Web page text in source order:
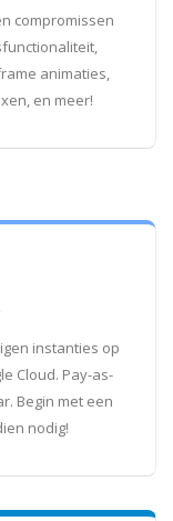
compromissen
animaties,
en meer!
instanties op
Cloud. Pay-as-
Begin met een
nodig!